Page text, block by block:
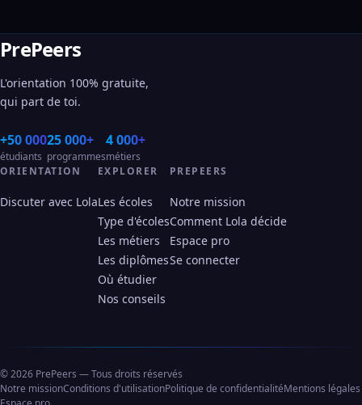
PrePeers
L'orientation 100% gratuite,
qui part de toi.
+50 000
étudiants
25 000+
programmes
4 000+
métiers
ORIENTATION
Discuter avec Lola
EXPLORER
Les écoles
Type d'écoles
Les métiers
Les diplômes
Où étudier
Nos conseils
PREPEERS
Notre mission
Comment Lola décide
Espace pro
Se connecter
© 2026 PrePeers — Tous droits réservés
Notre missionConditions d'utilisationPolitique de confidentialitéMentions légales